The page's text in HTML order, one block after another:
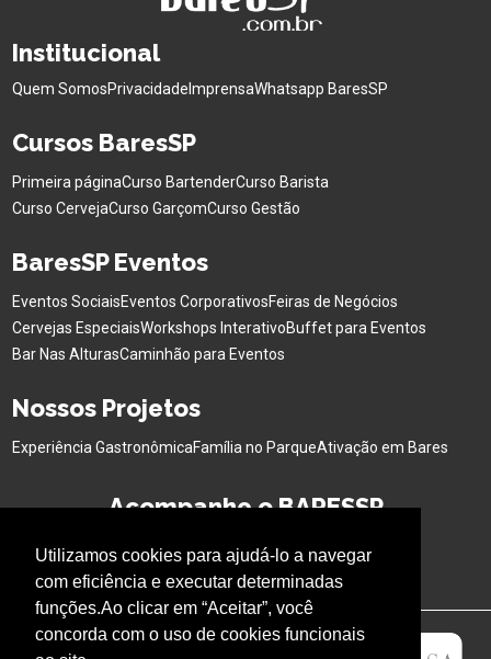
Utilizamos cookies para ajudá-lo a navegar
com eficiência e executar determinadas
funções.Ao clicar em “Aceitar”, você
concorda com o uso de cookies funcionais
Institucional
Quem SomosPrivacidade ImprensaWhatsapp BaresSP
Cursos BaresSP
Primeira páginaCurso BartenderCurso Barista
Curso CervejaCurso GarçomCurso Gestão
BaresSP Eventos
Eventos SociaisEventos CorporativosFeiras de Negócios
Cervejas EspeciaisWorkshops InterativoBuffet para Eventos
Bar Nas AlturasCaminhão para Eventos
Nossos Projetos
Experiência GastronômicaFamília no ParqueAtivação em Bares
Acompanhe o BARESSP